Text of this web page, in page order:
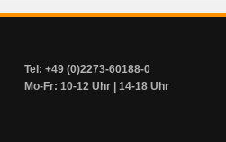
Tel: +49 (0)2273-60188-0
Mo-Fr: 10-12 Uhr | 14-18 Uhr